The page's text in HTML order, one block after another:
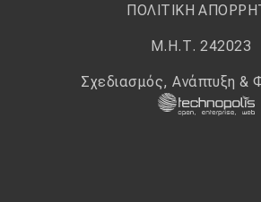
ΠΟΛΙΤΙΚΗ
Μ.Η.Τ. 242023
Σχεδιασμός, Ανάπτυξη &